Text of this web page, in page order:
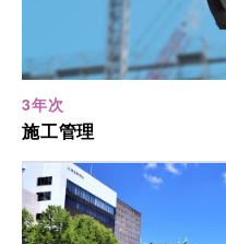
3年次
施工管理